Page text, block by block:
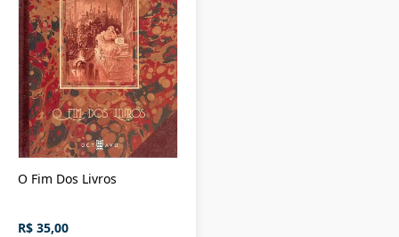
O Fim Dos Livros
R$ 35,00